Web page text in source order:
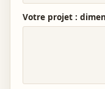
Votre projet :